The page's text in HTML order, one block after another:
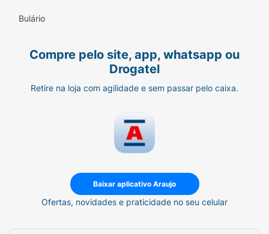
Bulário
Compre pelo site, app, whatsapp ou
Drogatel
Retire na loja com agilidade e sem passar pelo caixa.
Baixar aplicativo Araujo
Ofertas, novidades e praticidade no seu celular